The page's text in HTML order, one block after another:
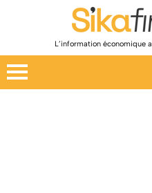
L’information économique